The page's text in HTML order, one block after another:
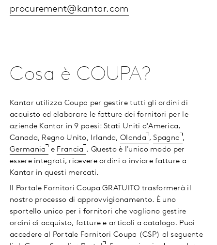
procurement@kantar.com
Cosa è COUPA?
Kantar utilizza Coupa per gestire tutti gli ordini di
acquisto ed elaborare le fatture dei fornitori per le
aziende Kantar in 9 paesi: Stati Uniti d'America,
Canada, Regno Unito, Irlanda,Olanda ,Spagna ,
Germania
e Francia .Questo è l'unico modo per
essere integrati, ricevere ordini o inviare fatture a
Kantar in questi mercati.
Il Portale Fornitori Coupa GRATUITO trasformerà il
nostro processo di approvvigionamento. È uno
sportello unico per i fornitori che vogliono gestire
ordini di acquisto, fatture e articoli a catalogo. Puoi
accedere al Portale Fornitori Coupa (CSP) al seguente